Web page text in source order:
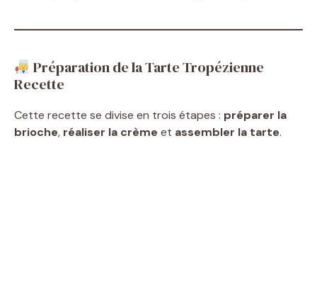
Préparation de la Tarte Tropézienne
Recette
Cette recette se divise en trois étapes : préparer la
brioche, réaliser la crème et assembler la tarte.